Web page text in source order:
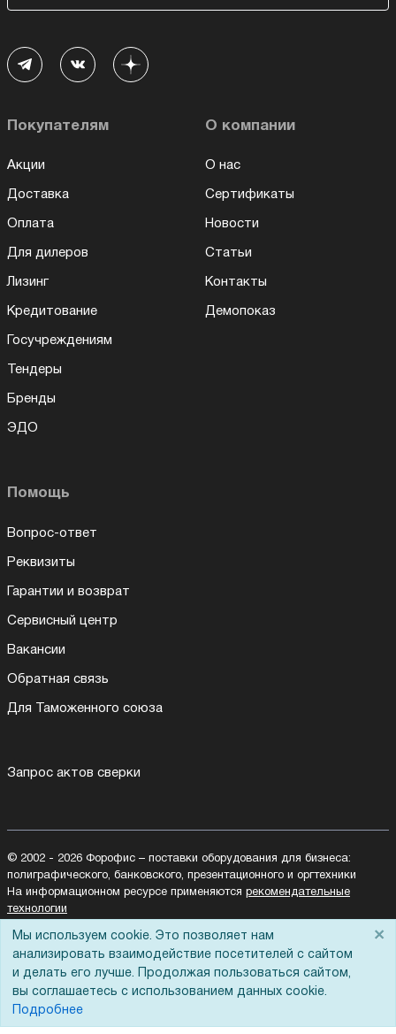
Покупателям
Акции
Доставка
Оплата
Для дилеров
Лизинг
Кредитование
Госучреждениям
Тендеры
Бренды
ЭДО
О компании
О нас
Сертификаты
Новости
Статьи
Контакты
Демопоказ
Помощь
Вопрос-ответ
Реквизиты
Гарантии и возврат
Сервисный центр
Вакансии
Обратная связь
Для Таможенного союза
Запрос актов сверки
© 2002 - 2026 Форофис – поставки оборудования для бизнеса:
полиграфического, банковского, презентационного и оргтехники
На информационном ресурсе применяются
рекомендательные
технологии
соответствуетполитике обработки данных
Политика обработки персональных данных
Согласие на обработку персональных данных
Мы используем cookie. Это позволяет нам
анализировать взаимодействие посетителей с сайтом
и делать его лучше. Продолжая пользоваться сайтом,
вы соглашаетесь с использованием данных cookie.
Подробнее
×